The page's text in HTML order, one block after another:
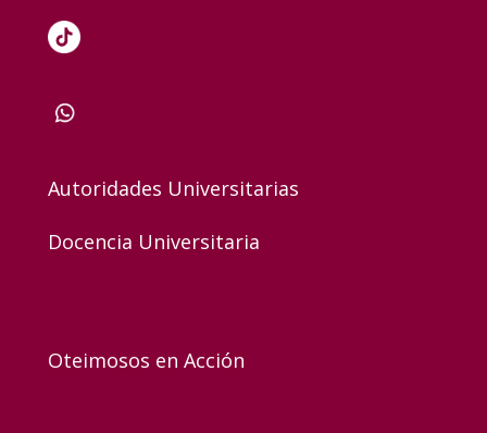
Autoridades Universitarias
Docencia Universitaria
Oteimosos en Acción